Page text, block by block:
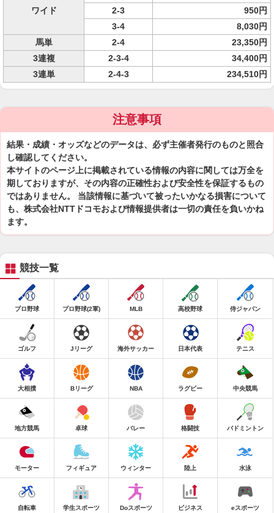
ワイド
2-3
950円
3-4
8,030円
馬単
2-4
23,350円
3連複
2-3-4
34,400円
3連単
2-4-3 234,510円
注意事項
結果・成績・オッズなどのデータは、必ず主催者発行のものと照合
し確認してください。
本サイトのページ上に掲載されている情報の内容に関しては万全を
期しておりますが、その内容の正確性および安全性を保証するもの
ではありません。 当該情報に基づいて被ったいかなる損害について
も、株式会社NTTドコモおよび情報提供者は一切の責任を負いかね
ます。
競技一覧
プロ野球 プロ野球(2軍) MLB 高校野球 侍ジャパン
ゴルフ Jリーグ 海外サッカー 日本代表 テニス
大相撲 Bリーグ NBA ラグビー 中央競馬
地方競馬 卓球 バレー 格闘技 バドミントン
モーター フィギュア ウィンター 陸上 水泳
自転車 学生スポーツ Doスポーツ ビジネス eスポーツ